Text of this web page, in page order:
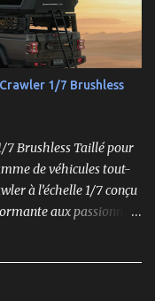
par ses
modularité, des
1/7 Brushless
7 Brushless Taillé pour
de véhicules tout-
à l’échelle 1/7 conçu
aux passionnés